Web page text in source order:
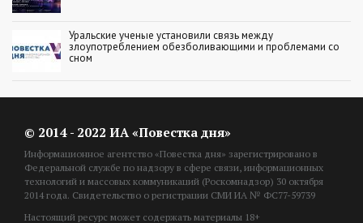
Уральские ученые установили связь между
злоупотреблением обезболивающими и проблемами со
сном
© 2014 - 2022 ИА «Повестка дня»
Информационное агентство «Повестка дня» зарегистрировано в
Федеральной службе по надзору в сфере связи, информационных
технологий и массовых коммуникаций (Роскомнадзор) 30 октября
2014 года. Свидетельство о регистрации СМИ ИА № ФС77-59739
Настоящий ресурс может содержать материалы 18+